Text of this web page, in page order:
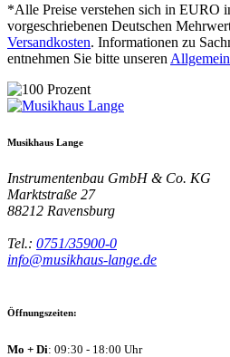
*Alle Preise verstehen sich in EURO
vorgeschriebenen Deutschen
Versandkosten. Informationen zu
entnehmen Sie bitte unseren
Musikhaus Lange
Instrumentenbau GmbH & Co. KG
Marktstraße 27
88212 Ravensburg
Tel.: 0751/35900-0
info@musikhaus-lange.de
Öffnungszeiten:
Mo + Di: 09:30 - 18:00 Uhr